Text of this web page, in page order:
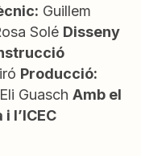
Guillem
Solé Disseny
Producció:
Eli Guasch Amb el
l’ICEC